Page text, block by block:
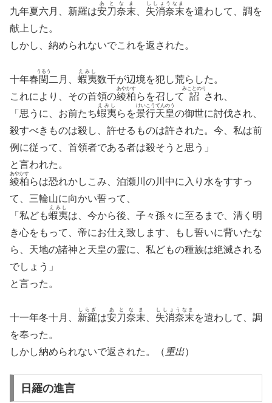
九年夏六月、新羅は安刀奈末
あとなま
失消奈末
ししょうなま
を遣わして、調を
献上した。
しかし、納められないでこれを返された。
十年春閏
うるう
二月、 蝦夷
えみし
数千が辺境を犯し荒らした。
これにより、その首領の綾柏
あやかす
らを召して 詔
みことのり
され、
「思うに、お前たち蝦夷
えみし
らを景行天皇
けいこうてんのう
の御世に討伐され、
殺すべきものは殺し、許せるものは許された。今、私は前
例に従って、首領者である者は殺そうと思う」
と言われた。
綾柏
あやかす
らは恐れかしこみ、泊瀬川の川中に入り水をすすっ
て、三輪山に向かい誓って、
「私ども蝦夷
えみし
は、今から後、子々孫々に至るまで、清く明
き心をもって、帝にお仕え致します、もし誓いに背いたな
ら、天地の諸神と天皇の霊に、私どもの種族は絶滅される
でしょう」
と言った。
十一年冬十月、 新羅
しらぎ
は安刀奈末
あとなま
失消奈末
ししょうなま
を遣わして、調
を奉った。
しかし納められないで返された。（ 重出）
日羅の進言